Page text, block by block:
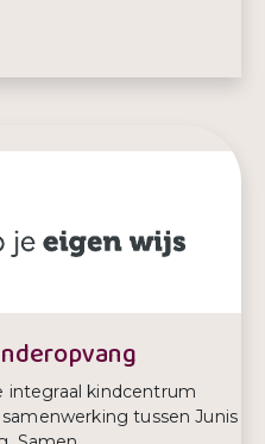
integraal kindcentrum
tussen Junis